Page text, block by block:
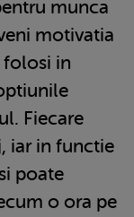
munca
motivatia
folosi in
Fiecare
iar in functie
poate
o ora pe